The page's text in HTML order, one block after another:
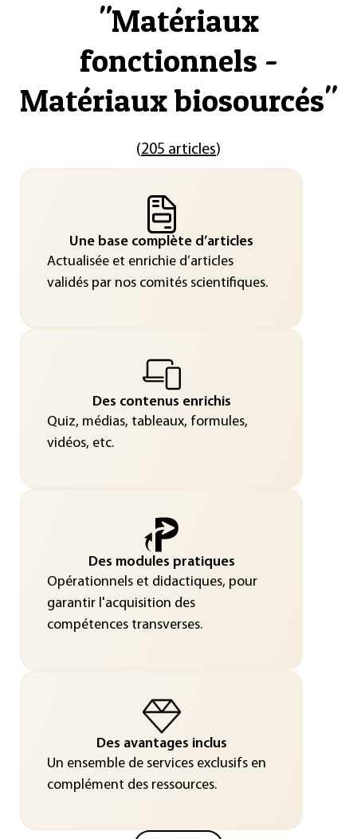
"Matériaux
fonctionnels -
Matériaux biosourcés"
(205 articles)
Une base complète d’articles
Actualisée et enrichie d’articles
validés par nos comités scientifiques.
Des contenus enrichis
Quiz, médias, tableaux, formules,
vidéos, etc.
Des modules pratiques
Opérationnels et didactiques, pour
garantir l'acquisition des
compétences transverses.
Des avantages inclus
Un ensemble de services exclusifs en
complément des ressources.